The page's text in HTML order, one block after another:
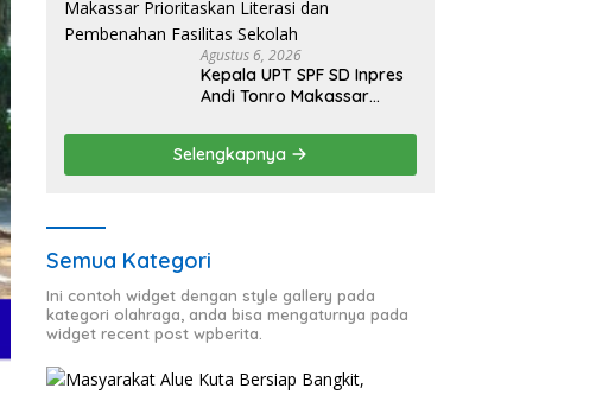
Kesejahteraan Warga
Agustus 6, 2026
Kepala UPT SPF SD Inpres
Andi Tonro Makassar
Pembenahan Fasilitas
Sekolah
Selengkapnya
Semua Kategori
Ini contoh widget dengan style gallery pada
kategori olahraga, anda bisa mengaturnya pada
widget recent post wpberita.